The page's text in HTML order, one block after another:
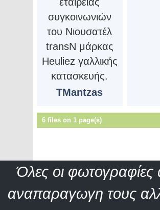
συγκοινωνιών
του Νιουσατέλ
transN μάρκας
Heuliez γαλλικής
κατασκευής.
TMantzas
6 files on 1 page(s)
Όλες οι φωτογραφίες
αναπαραγωγη τους